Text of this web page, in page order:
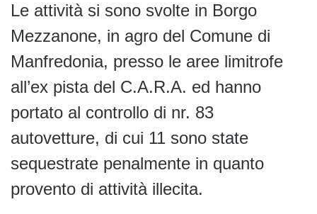
Le attività si sono svolte in Borgo
Mezzanone, in agro del Comune di
Manfredonia, presso le aree limitrofe
all’ex pista del C.A.R.A. ed hanno
portato al controllo di nr. 83
autovetture, di cui 11 sono state
sequestrate penalmente in quanto
provento di attività illecita.